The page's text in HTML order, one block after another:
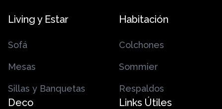
Living y Estar
Sofá
Mesas
Sillas y Banquetas
Habitación
Colchones
Sommier
Respaldos
Deco Links Útiles